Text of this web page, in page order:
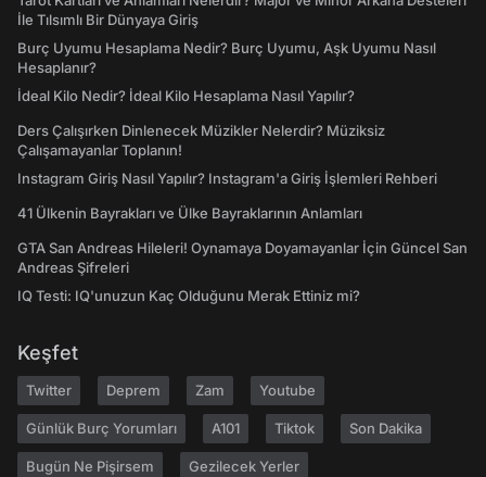
İle Tılsımlı Bir Dünyaya Giriş
Burç Uyumu Hesaplama Nedir? Burç Uyumu, Aşk Uyumu Nasıl
Hesaplanır?
İdeal Kilo Nedir? İdeal Kilo Hesaplama Nasıl Yapılır?
Ders Çalışırken Dinlenecek Müzikler Nelerdir? Müziksiz
Çalışamayanlar Toplanın!
Instagram Giriş Nasıl Yapılır? Instagram'a Giriş İşlemleri Rehberi
41 Ülkenin Bayrakları ve Ülke Bayraklarının Anlamları
GTA San Andreas Hileleri! Oynamaya Doyamayanlar İçin Güncel San
Andreas Şifreleri
IQ Testi: IQ'unuzun Kaç Olduğunu Merak Ettiniz mi?
Keşfet
Twitter Deprem Zam Youtube
Günlük Burç Yorumları A101 Tiktok Son Dakika
Bugün Ne Pişirsem Gezilecek Yerler